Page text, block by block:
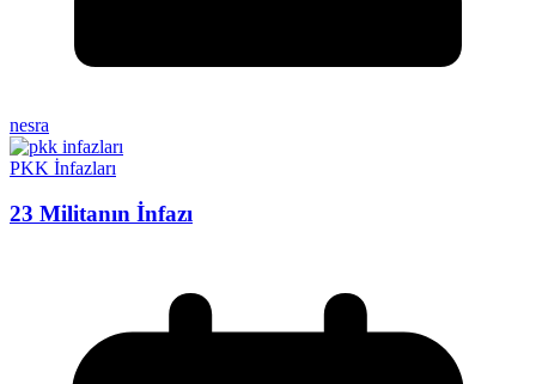
nesra
PKK İnfazları
23 Militanın İnfazı